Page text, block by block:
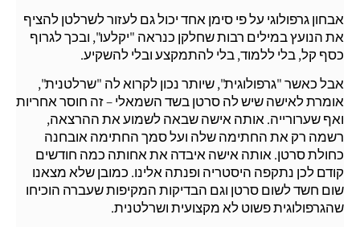
אבחון גרפולוגי על פי סימן אחד יכול גם לעזור לשרלטן להציף
את הנועץ במילים רבות שחלקן כנראה "יקלעו", ובכך לגרוף
כסף קל, בלי ללמוד, בלי להתמקצע ובלי להשקיע.
אבל כאשר "גרפולוגית", שיותר נכון לקרוא לה "שרלטנית",
אומרת לאישה שיש לה סרטן בשד השמאלי – זה חוסר אחריות
ואף שערורייה. אותה אישה שבאה לשמוע את ההרצאה,
רשמה רק את החתימה שלה ועל סמך החתימה אובחנה
כחולת סרטן. אותה אישה איבדה את אחותה כמה חודשים
קודם לכן נתקפה היסטריה ופנתה אלינו. כמובן שלא מצאנו
שום חשד לשום סרטן וגם הבדיקות המקיפות שעברה הוכיחו
שהגרפולוגית פשוט לא מקצועית ושרלטנית.